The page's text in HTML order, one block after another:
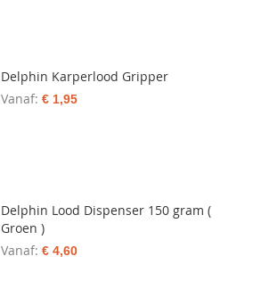
Delphin Karperlood Gripper
Vanaf € 1,95
Delphin Lood Dispenser 150 gram (
Groen )
Vanaf € 4,60